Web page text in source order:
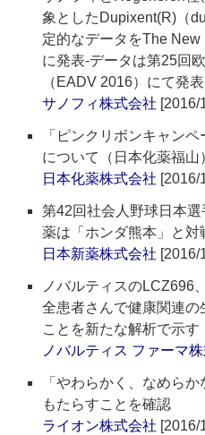
象としたDupixent(R)（
定的なデータをThe
に発表‐データは第25回
（EADV 2016）にて発表
サノフィ株式会社 [2016/
「ピンクリボンキャン
について（日本化薬福山
日本化薬株式会社 [2016/
第42回社会人野球日本
薬は「ホンダ熊本」と対
日本新薬株式会社 [2016/
ノバルティスのLCZ696
全患者さんで健康関連
ことを新たな解析で示す
ノバルティス ファーマ
「やわらかく、なめら
もたらすことを確認
ライオン株式会社 [2016/